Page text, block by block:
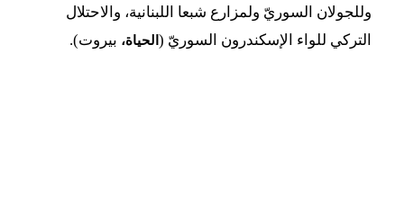
وللجولان السوريّ ولمزارع شبعا اللبنانية، والاحتلال
التركي للواء الإسكندرون السوريّ ( الحياة، بيروت).